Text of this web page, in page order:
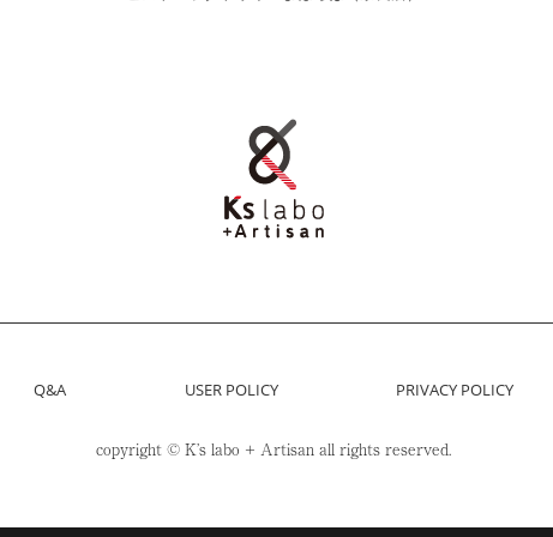
Q&A USER POLICY PRIVACY POLICY
copyright © Kʼs labo + Artisan all rights reserved.